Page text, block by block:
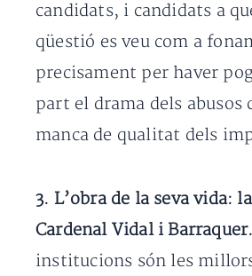
candidats, i candidats a
qüestió es veu com a
precisament per haver
part el drama dels abusos
manca de qualitat dels
3. L’obra de la seva vida:
Cardenal Vidal i Barraquer.
institucions són les